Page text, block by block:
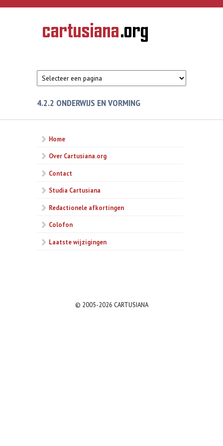
Overslaan en naar de inhoud gaan
CARTUSIANA
Geschiedenis
van de
4.2.2 ONDERWIJS EN VORMING
Home
Over Cartusiana.org
Contact
Studia Cartusiana
Redactionele afkortingen
Colofon
Laatste wijzigingen
© 2005-2026 CARTUSIANA